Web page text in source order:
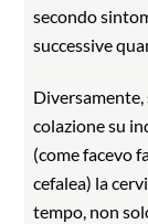
secondo
successive
Diversamente,
colazione su
(come facevo
cefalea) la
tempo, non